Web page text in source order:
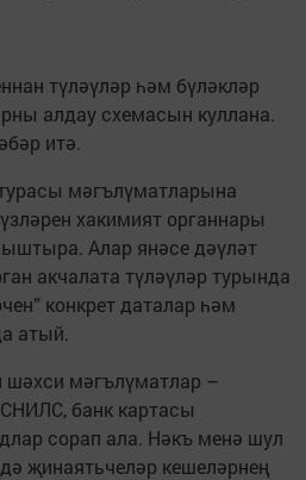
түләүләр һәм бүләкләр
алдау схемасын куллана.
итә.
мәгълүматларына
хакимият органнары
Алар янәсе дәүләт
акчалата түләүләр турында
конкрет даталар һәм
атый.
шәхси мәгълүматлар –
банк картасы
сорап ала. Нәкъ менә шул
җинаятьчеләр кешеләрнең